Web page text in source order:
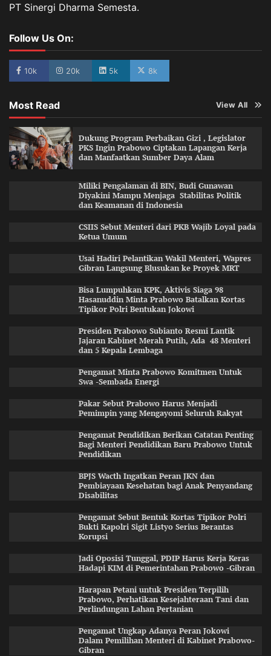
PT Sinergi Dharma Semesta.
Follow Us On:
10k 20k 5k 8k
Most Read View All
Dukung Program Perbaikan Gizi , Legislator
PKS Ingin Prabowo Ciptakan Lapangan Kerja
dan Manfaatkan Sumber Daya Alam
Miliki Pengalaman di BIN, Budi Gunawan
Diyakini Mampu Menjaga Stabilitas Politik
dan Keamanan di Indonesia
CSIIS Sebut Menteri dari PKB Wajib Loyal pada
Ketua Umum
Usai Hadiri Pelantikan Wakil Menteri, Wapres
Gibran Langsung Blusukan ke Proyek MRT
Bisa Lumpuhkan KPK, Aktivis Siaga 98
Hasanuddin Minta Prabowo Batalkan Kortas
Tipikor Polri Bentukan Jokowi
Presiden Prabowo Subianto Resmi Lantik
Jajaran Kabinet Merah Putih, Ada 48 Menteri
dan 5 Kepala Lembaga
Pengamat Minta Prabowo Komitmen Untuk
Swa -Sembada Energi
Pakar Sebut Prabowo Harus Menjadi
Pemimpin yang Mengayomi Seluruh Rakyat
Pengamat Pendidikan Berikan Catatan Penting
Bagi Menteri Pendidikan Baru Prabowo Untuk
Pendidikan
BPJS Wacth Ingatkan Peran JKN dan
Pembiayaan Kesehatan bagi Anak Penyandang
Disabilitas
Pengamat Sebut Bentuk Kortas Tipikor Polri
Bukti Kapolri Sigit Listyo Serius Berantas
Korupsi
Jadi Oposisi Tunggal, PDIP Harus Kerja Keras
Hadapi KIM di Pemerintahan Prabowo -Gibran
Harapan Petani untuk Presiden Terpilih
Prabowo, Perhatikan Kesejahteraan Tani dan
Perlindungan Lahan Pertanian
Pengamat Ungkap Adanya Peran Jokowi
Dalam Pemilihan Menteri di Kabinet Prabowo-
Gibran